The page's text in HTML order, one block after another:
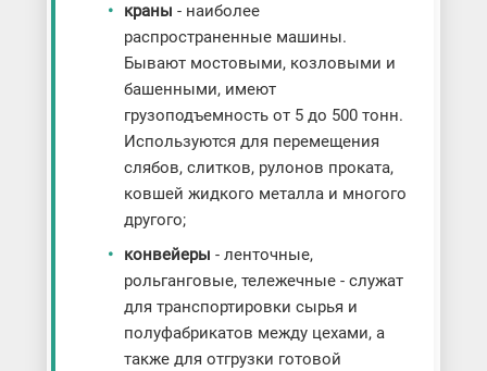
краны - наиболее
распространенные машины.
Бывают мостовыми, козловыми и
башенными, имеют
грузоподъемность от 5 до 500 тонн.
Используются для перемещения
слябов, слитков, рулонов проката,
ковшей жидкого металла и многого
другого;
конвейеры - ленточные,
рольганговые, тележечные - служат
для транспортировки сырья и
полуфабрикатов между цехами, а
также для отгрузки готовой